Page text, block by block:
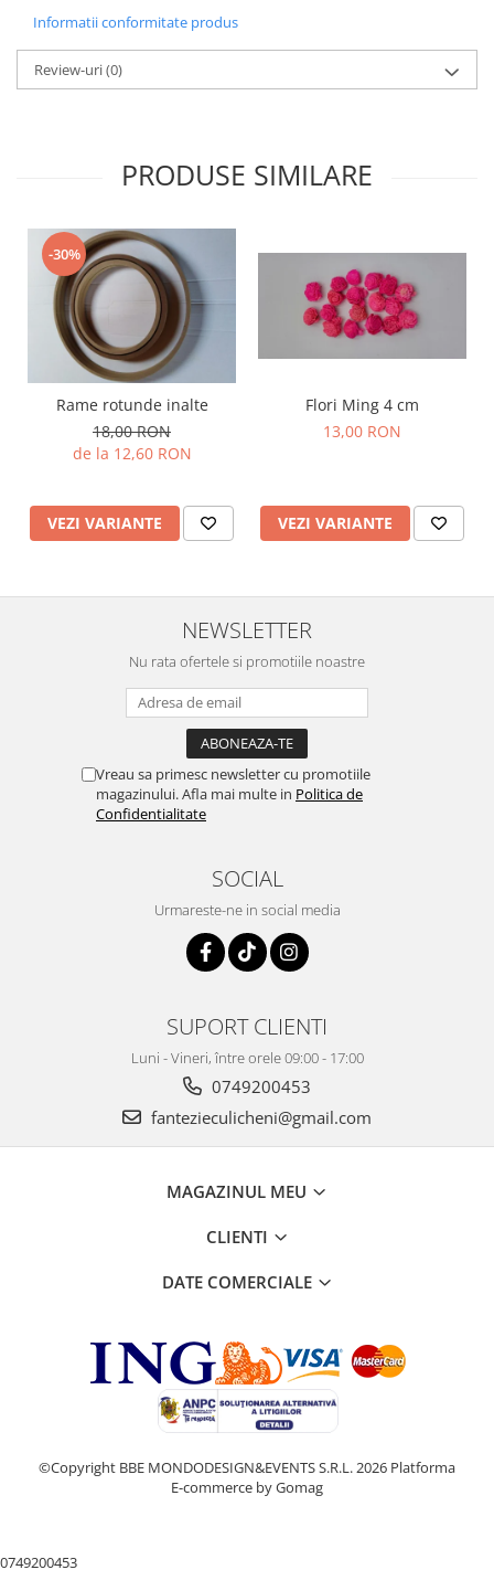
Informatii conformitate produs
Review-uri(0)
PRODUSE SIMILARE
-30%
Rame rotunde inalte
18,00 RON
de la 12,60 RON
VEZI VARIANTE
Flori Ming 4 cm
13,00 RON
VEZI VARIANTE
NEWSLETTER
Nu rata ofertele si promotiile noastre
Vreau sa primesc newsletter cu promotiile
magazinului. Afla mai multe in Politica de
Confidentialitate
SOCIAL
Urmareste-ne in social media
SUPORT CLIENTI
Luni - Vineri, între orele 09:00 - 17:00
0749200453
fantezieculicheni@gmail.com
MAGAZINUL MEU
CLIENTI
DATE COMERCIALE
©Copyright BBE MONDODESIGN&EVENTS S.R.L. 2026 Platforma
E-commerce by Gomag
0749200453